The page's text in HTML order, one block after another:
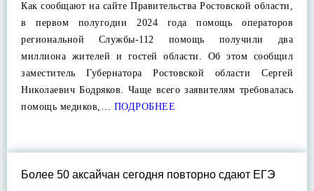
Как сообщают на сайте Правительства Ростовской области,
в первом полугодии 2024 года помощь операторов
региональной Службы-112 помощь получили два
миллиона жителей и гостей области. Об этом сообщил
заместитель Губернатора Ростовской области Сергей
Николаевич Бодряков. Чаще всего заявителям требовалась
помощь медиков,… ПОДРОБНЕЕ
Более 50 аксайчан сегодня повторно сдают ЕГЭ